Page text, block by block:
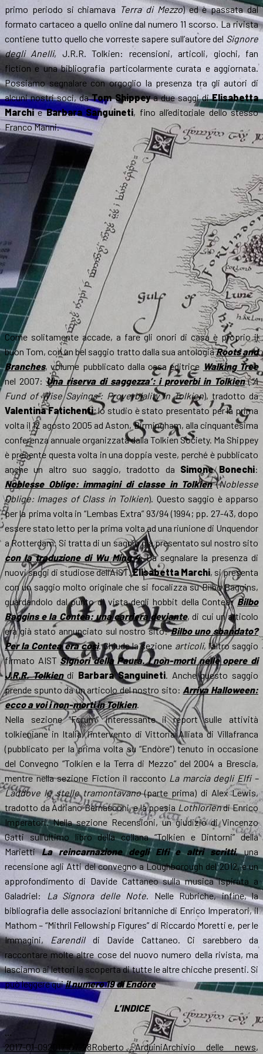
primo periodo si chiamava Terra di Mezzo) ed è passata dal
formato cartaceo a quello online dal numero 11 scorso. La rivista
contiene tutto quello che vorreste sapere sull’autore del Signore
degli Anelli, J.R.R. Tolkien: recensioni, articoli, giochi, fan
fiction e una bibliografia particolarmente curata e aggiornata.
Possiamo segnalare con orgoglio la presenza tra gli autori di
alcuni nostri soci, daTom Shippeya due saggi diElisabetta
MarchieBarbara Sanguineti, fino all’editoriale dello stesso
Franco Manni.
Come solitamente accade, a fare gli onori di casa è proprio il
buon Tom, con un bel saggio tratto dalla sua antologiaRoots and
Branches, volume pubblicato dalla casa editrice Walking Tree
nel 2007:Una riserva di saggezza’: i proverbi in Tolkien(“A
Fund of Wise Sayings”: Proverbiality in Tolkien), tradotto da
Valentina Fatichenti; lo studio è stato presentato per la prima
volta il 12 agosto 2005 ad Aston, Birmingham, alla cinquantesima
conferenza annuale organizzata dalla Tolkien Society. Ma Shippey
è presente questa volta in una doppia veste, perché è pubblicato
anche un altro suo saggio, tradotto da Simone Bonechi:
Noblesse Oblige: immagini di classe in Tolkien(Noblesse
Oblige: Images of Class in Tolkien). Questo saggio è apparso
per la prima volta in “Lembas Extra” 93/94 (1994; pp. 27-43, dopo
essere stato letto per la prima volta ad una riunione di Unquendor
a Rotterdam. Si tratta di un saggio già presentato sul nostro sito
con la traduzione di Wu Ming 4. Da segnalare la presenza di
nuovi saggi di studiose dell’AIST.Elisabetta Marchi, si presenta
con un saggio molto originale che si focalizza su Bilbo Baggins,
guardandolo dal punto di vista degli hobbit della Contea:Bilbo
Baggins e la Contea: una carriera deviante, di cui un articolo
era già stato annunciato sul nostro sito:Bilbo uno sbandato?
Per la Contea era così. Chiude la sezione articoli, l’altro saggio
firmato AISTSignori della Paura. I non-morti nelle opere di
J.R.R. Tolkiendi Barbara Sanguineti. Anche questo saggio
prende spunto da un articolo del nostro sito: Arriva Halloween:
ecco a voi i non-morti in Tolkien.
Nella sezione “Forum” interessante il report sulle attività
tolkieniane in Italia, l’intervento di Vittoria Alliata di Villafranca
(pubblicato per la prima volta su “Endòre”) tenuto in occasione
del Convegno “Tolkien e la Terra di Mezzo” del 2004 a Brescia,
mentre nella sezione Fiction il racconto La marcia degli Elfi –
Laddove le stelle tramontavano(parte prima) di Alex Lewis,
tradotto da Adriano Bernasconi, e la poesia Lothloriendi Enrico
Imperatori. Nella sezione Recensioni, un giudizio di Vincenzo
Gatti sull’ultimo libro della collana “Tolkien e Dintorni” della
MariettiLa reincarnazione degli Elfi e altri scritti, una
recensione agli Atti del convegno a Loughborough del 2012, e un
approfondimento di Davide Cattaneo sulla musica ispirata a
Galadriel: La Signora delle Note. Nelle Rubriche, infine, la
bibliografia delle associazioni britanniche di Enrico Imperatori, il
Mathom – “Mithril Fellowship Figures” di Riccardo Moretti e, per le
Immagini, Earendildi Davide Cattaneo. Ci sarebbero da
raccontare molte altre cose del nuovo numero della rivista, ma
lasciamo ai lettori la scoperta di tutte le altre chicche presenti. Si
può leggere quiil numero 19 di Endòre
L’INDICE
…
Scritto
2017-01-092017-07-28Autore
Roberto ArduiniCategorie
Archivio delle news,